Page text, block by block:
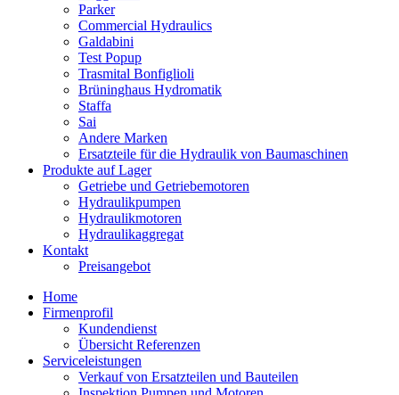
Parker
Commercial Hydraulics
Galdabini
Test Popup
Trasmital Bonfiglioli
Brüninghaus Hydromatik
Staffa
Sai
Andere Marken
Ersatzteile für die Hydraulik von Baumaschinen
Produkte auf Lager
Getriebe und Getriebemotoren
Hydraulikpumpen
Hydraulikmotoren
Hydraulikaggregat
Kontakt
Preisangebot
Home
Firmenprofil
Kundendienst
Übersicht Referenzen
Serviceleistungen
Verkauf von Ersatzteilen und Bauteilen